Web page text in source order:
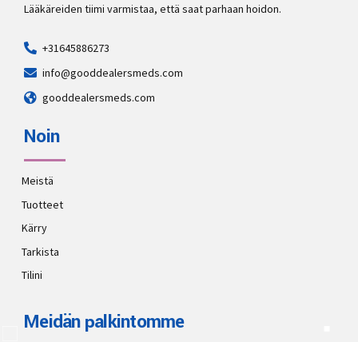
Lääkäreiden tiimi varmistaa, että saat parhaan hoidon.
+31645886273
info@gooddealersmeds.com
gooddealersmeds.com
Noin
Meistä
Tuotteet
Kärry
Tarkista
Tilini
Meidän palkintomme